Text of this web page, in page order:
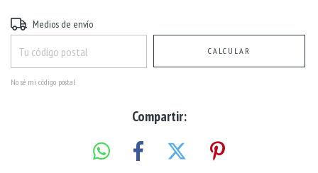
Entregas para el CP:
Medios de envío
CALCULAR
No sé mi código postal
Compartir: